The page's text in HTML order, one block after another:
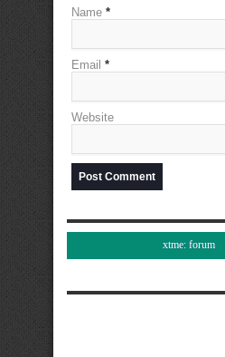
Name *
Email *
Website
xtme: forum